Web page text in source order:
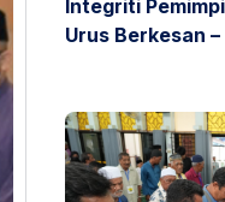
Integriti
Urus Berkesan